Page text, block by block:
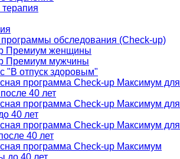
обследования (Check-up)
Премиум женщины
Премиум мужчины
"В отпуск здоровым"
программа Check-up Максимум для
40 лет
программа Check-up Максимум для
40 лет
программа Check-up Максимум для
40 лет
программа Check-up Максимум